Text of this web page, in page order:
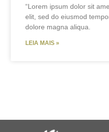
“Lorem ipsum dolor sit
elit, sed do eiusmod
dolore magna aliqua.
LEIA MAIS »